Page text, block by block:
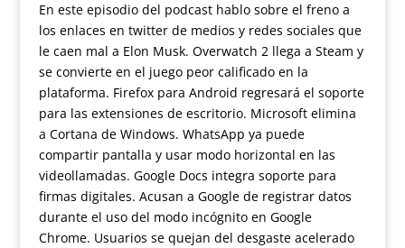
En este episodio del podcast hablo sobre el freno a
los enlaces en twitter de medios y redes sociales que
le caen mal a Elon Musk. Overwatch 2 llega a Steam y
se convierte en el juego peor calificado en la
plataforma. Firefox para Android regresará el soporte
para las extensiones de escritorio. Microsoft elimina
a Cortana de Windows. WhatsApp ya puede
compartir pantalla y usar modo horizontal en las
videollamadas. Google Docs integra soporte para
firmas digitales. Acusan a Google de registrar datos
durante el uso del modo incógnito en Google
Chrome. Usuarios se quejan del desgaste acelerado